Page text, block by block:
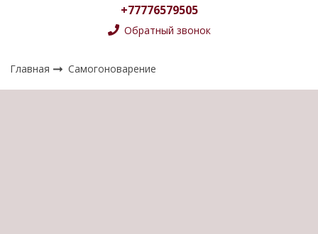
+77776579505
Обратный звонок
Главная Самогоноварение